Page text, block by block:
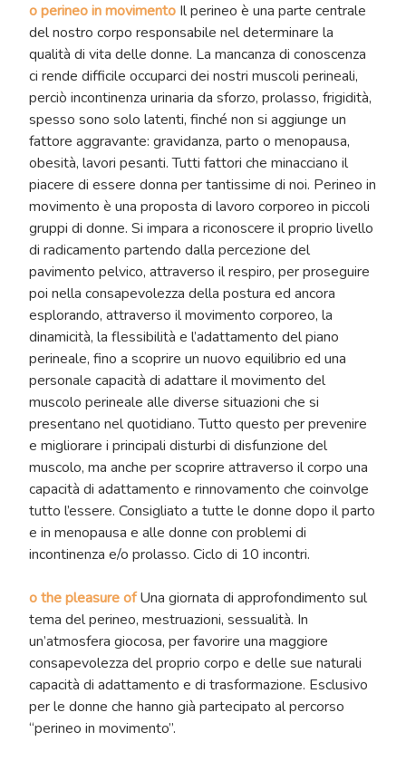
o perineo in movimento Il perineo è una parte centrale
del nostro corpo responsabile nel determinare la
qualità di vita delle donne. La mancanza di conoscenza
ci rende difficile occuparci dei nostri muscoli perineali,
perciò incontinenza urinaria da sforzo, prolasso, frigidità,
spesso sono solo latenti, finché non si aggiunge un
fattore aggravante: gravidanza, parto o menopausa,
obesità, lavori pesanti. Tutti fattori che minacciano il
piacere di essere donna per tantissime di noi. Perineo in
movimento è una proposta di lavoro corporeo in piccoli
gruppi di donne. Si impara a riconoscere il proprio livello
di radicamento partendo dalla percezione del
pavimento pelvico, attraverso il respiro, per proseguire
poi nella consapevolezza della postura ed ancora
esplorando, attraverso il movimento corporeo, la
dinamicità, la flessibilità e l’adattamento del piano
perineale, fino a scoprire un nuovo equilibrio ed una
personale capacità di adattare il movimento del
muscolo perineale alle diverse situazioni che si
presentano nel quotidiano. Tutto questo per prevenire
e migliorare i principali disturbi di disfunzione del
muscolo, ma anche per scoprire attraverso il corpo una
capacità di adattamento e rinnovamento che coinvolge
tutto l’essere. Consigliato a tutte le donne dopo il parto
e in menopausa e alle donne con problemi di
incontinenza e/o prolasso. Ciclo di 10 incontri.
o the pleasure ofUna giornata di approfondimento sul
tema del perineo, mestruazioni, sessualità. In
un’atmosfera giocosa, per favorire una maggiore
consapevolezza del proprio corpo e delle sue naturali
capacità di adattamento e di trasformazione. Esclusivo
per le donne che hanno già partecipato al percorso
“perineo in movimento”.